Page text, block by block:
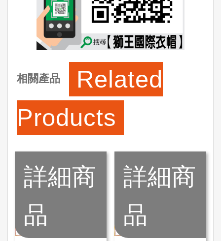
相關產品
Related
Products
詳細商
品
詳細商
品